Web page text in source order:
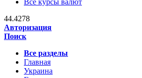
Все курсы валют
44.4278
Авторизация
Поиск
Все разделы
Главная
Украина